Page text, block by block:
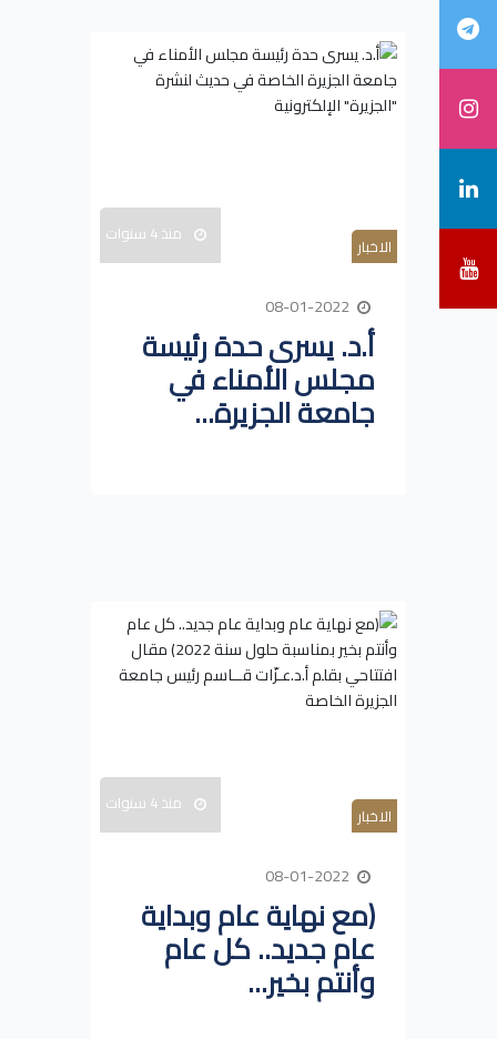
الاخبار منذ 4 سنوات
أ.د. يسرى حدة رئيسة
مجلس الأمناء في
جامعة الجزيرة...
الاخبار منذ 4 سنوات
(مع نهاية عام وبداية
عام جديد.. كل عام
وأنتم بخير...